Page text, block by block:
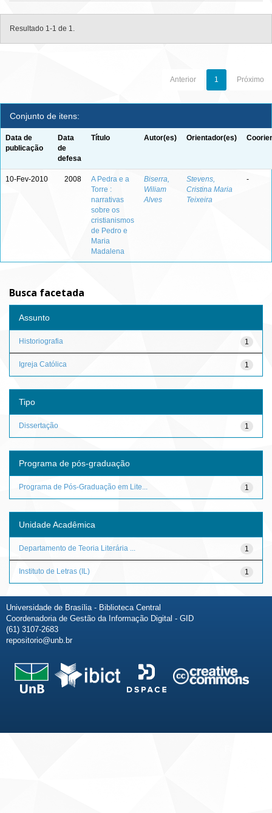
Resultado 1-1 de 1.
Anterior 1 Próximo
Conjunto de itens:
Data de
publicação
Data
de
defesa
Título Autor(es) Orientador(es)
10-Fev-2010 2008
A Pedra e a
Torre :
narrativas
sobre os
cristianismos
de Pedro e
Maria
Madalena
Biserra,
Wiliam
Alves
Stevens,
Cristina Maria
Teixeira
-
Busca facetada
Assunto
1
Historiografia
1
Igreja Católica
Tipo
1
Dissertação
Programa de pós-graduação
1
Programa de Pós-Graduação em Lite...
Unidade Acadêmica
1
Departamento de Teoria Literária ...
1
Instituto de Letras (IL)
Universidade de Brasília - Biblioteca Central
Coordenadoria de Gestão da Informação Digital - GID
(61) 3107-2683
repositorio@unb.br